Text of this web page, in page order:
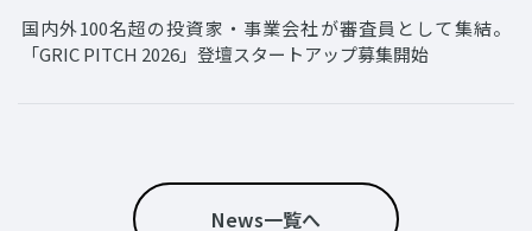
国内外100名超の投資家・事業会社が審査員として集結。
「GRIC PITCH 2026」登壇スタートアップ募集開始
News一覧へ